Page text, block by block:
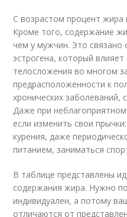
С возрастом процент жира
Кроме того, содержание
чем у мужчин. Это связано
эстрогена, который
телосложения во многом
предрасположенности к
хронических заболеваний,
Даже при
если изменить свои
курения, даже
питанием, заниматься
В таблице представлены
содержания жира. Нужно
индивидуален, а потому
отличаются от